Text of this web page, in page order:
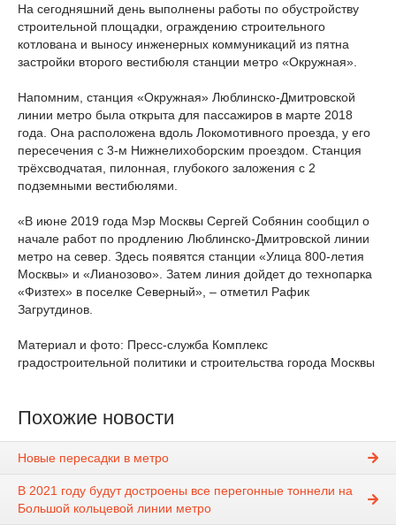
На сегодняшний день выполнены работы по обустройству
строительной площадки, ограждению строительного
котлована и выносу инженерных коммуникаций из пятна
застройки второго вестибюля станции метро «Окружная».
Напомним, станция «Окружная» Люблинско-Дмитровской
линии метро была открыта для пассажиров в марте 2018
года. Она расположена вдоль Локомотивного проезда, у его
пересечения с 3-м Нижнелихоборским проездом. Станция
трёхсводчатая, пилонная, глубокого заложения с 2
подземными вестибюлями.
«В июне 2019 года Мэр Москвы Сергей Собянин сообщил о
начале работ по продлению Люблинско-Дмитровской линии
метро на север. Здесь появятся станции «Улица 800-летия
Москвы» и «Лианозово». Затем линия дойдет до технопарка
«Физтех» в поселке Северный», – отметил Рафик
Загрутдинов.
Материал и фото: Пресс-служба Комплекс
градостроительной политики и строительства города Москвы
Похожие новости
Новые пересадки в метро
В 2021 году будут достроены все перегонные тоннели на
Большой кольцевой линии метро